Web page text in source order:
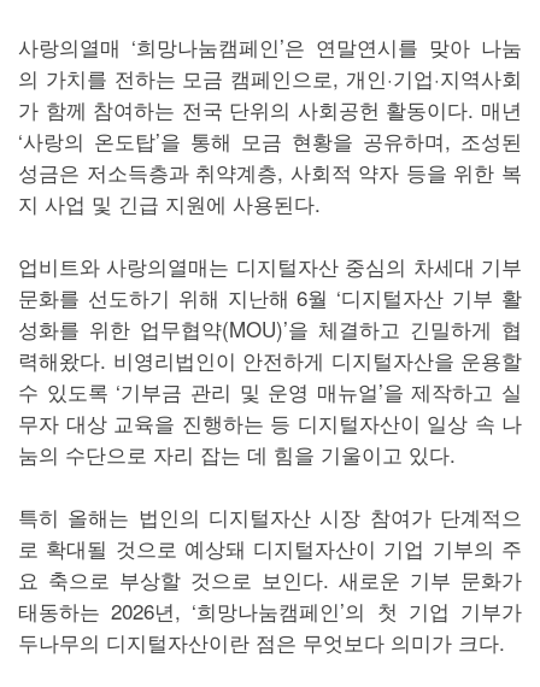
사랑의열매 ‘희망나눔캠페인’은 연말연시를 맞아 나눔
의 가치를 전하는 모금 캠페인으로, 개인·기업·지역사회
가 함께 참여하는 전국 단위의 사회공헌 활동이다. 매년
‘사랑의 온도탑’을 통해 모금 현황을 공유하며, 조성된
성금은 저소득층과 취약계층, 사회적 약자 등을 위한 복
지 사업 및 긴급 지원에 사용된다.
업비트와 사랑의열매는 디지털자산 중심의 차세대 기부
문화를 선도하기 위해 지난해 6월 ‘디지털자산 기부 활
성화를 위한 업무협약(MOU)’을 체결하고 긴밀하게 협
력해왔다. 비영리법인이 안전하게 디지털자산을 운용할
수 있도록 ‘기부금 관리 및 운영 매뉴얼’을 제작하고 실
무자 대상 교육을 진행하는 등 디지털자산이 일상 속 나
눔의 수단으로 자리 잡는 데 힘을 기울이고 있다.
특히 올해는 법인의 디지털자산 시장 참여가 단계적으
로 확대될 것으로 예상돼 디지털자산이 기업 기부의 주
요 축으로 부상할 것으로 보인다. 새로운 기부 문화가
태동하는 2026년, ‘희망나눔캠페인’의 첫 기업 기부가
두나무의 디지털자산이란 점은 무엇보다 의미가 크다.